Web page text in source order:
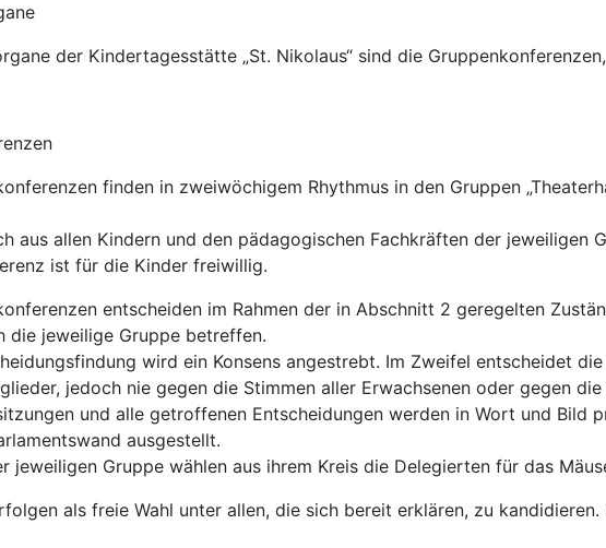
der Kindertagesstätte „St. Nikolaus“ sind die
finden in zweiwöchigem Rhythmus in den Gruppen
aus allen Kindern und den pädagogischen Fachkräften der jeweiligen
ist für die Kinder freiwillig.
entscheiden im Rahmen der in Abschnitt 2 geregelten
die jeweilige Gruppe betreffen.
wird ein Konsens angestrebt. Im Zweifel entscheidet
jedoch nie gegen die Stimmen aller Erwachsenen oder gegen
und alle getroffenen Entscheidungen werden in Wort und Bild
ausgestellt.
jeweiligen Gruppe wählen aus ihrem Kreis die Delegierten für das
als freie Wahl unter allen, die sich bereit erklären, zu